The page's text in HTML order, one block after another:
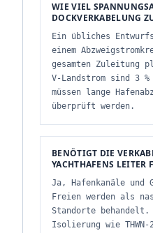
WIE VIEL
DOCKVERKABELUNG
Ein übliches
einem
gesamten Zuleitung
V-Landstrom sind 3
müssen lange
überprüft werden.
BENÖTIGT DIE
YACHTHAFENS LEITER
Ja, Hafenkanäle und
Freien werden als
Standorte
Isolierung wie